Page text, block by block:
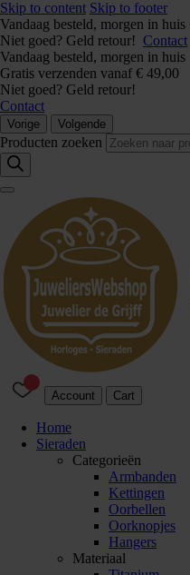
Skip to content Skip to footer
Vandaag besteld, morgen in huis
Niet goed? Geld retour! Contact
Vandaag besteld, morgen in huis
Gratis verzenden vanaf € 49,00
Niet goed? Geld retour!
Contact
Vorige Volgende
Producten zoeken
Account Cart
Home
Sieraden
Categorieën
Armbanden
Kettingen
Oorbellen
Oorknopjes
Hangers
Materiaal